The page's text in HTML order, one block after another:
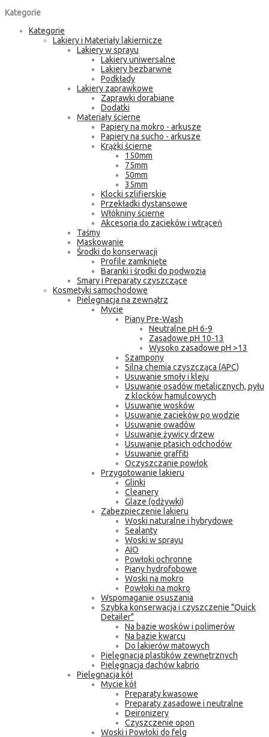
Kategorie
Kategorie
Lakiery i Materiały lakiernicze
Lakiery w sprayu
Lakiery uniwersalne
Lakiery bezbarwne
Podkłady
Lakiery zaprawkowe
Zaprawki dorabiane
Dodatki
Materiały ścierne
Papiery na mokro - arkusze
Papiery na sucho - arkusze
Krążki ścierne
150mm
75mm
50mm
35mm
Klocki szlifierskie
Przekładki dystansowe
Włókniny ścierne
Akcesoria do zacieków i wtrąceń
Taśmy
Maskowanie
Środki do konserwacji
Profile zamknięte
Baranki i środki do podwozia
Smary i Preparaty czyszczące
Kosmetyki samochodowe
Pielęgnacja na zewnątrz
Mycie
Piany Pre-Wash
Neutralne pH 6-9
Zasadowe pH 10-13
Wysoko zasadowe pH >13
Szampony
Silna chemia czyszcząca (APC)
Usuwanie smoły i kleju
Usuwanie osadów metalicznych, pyłu
z klocków hamulcowych
Usuwanie wosków
Usuwanie zacieków po wodzie
Usuwanie owadów
Usuwanie żywicy drzew
Usuwanie ptasich odchodów
Usuwanie graffiti
Oczyszczanie powłok
Przygotowanie lakieru
Glinki
Cleanery
Glaze (odżywki)
Zabezpieczenie lakieru
Woski naturalne i hybrydowe
Sealanty
Woski w sprayu
AIO
Powłoki ochronne
Piany hydrofobowe
Woski na mokro
Powłoki na mokro
Wspomaganie osuszania
Szybka konserwacja i czyszczenie "Quick
Detailer"
Na bazie wosków i polimerów
Na bazie kwarcu
Do lakierów matowych
Pielęgnacja plastików zewnętrznych
Pielęgnacja dachów kabrio
Pielęgnacja kół
Mycie kół
Preparaty kwasowe
Preparaty zasadowe i neutralne
Deironizery
Czyszczenie opon
Woski i Powłoki do felg